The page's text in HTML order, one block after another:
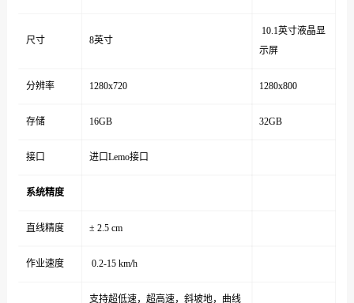
尺寸 8英寸
10.1英寸液晶显
示屏
分辨率 1280x720 1280x800
存储 16GB 32GB
接口 进口Lemo接口
系统精度
直线精度 ± 2.5 cm
作业速度 0.2-15 km/h
支持超低速，超高速，斜坡地，曲线